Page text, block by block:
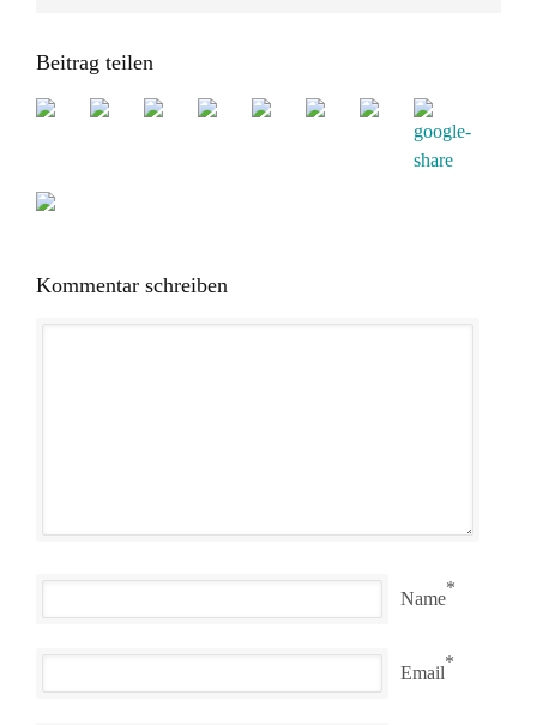
Beitrag teilen
Kommentar schreiben
Name
*
Email
*